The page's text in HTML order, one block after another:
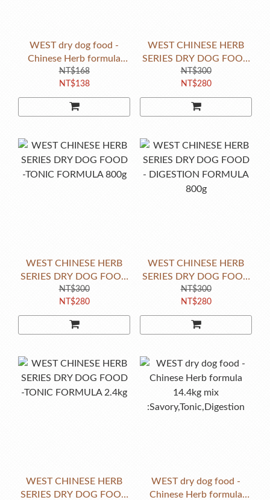
WEST dry dog food -
Chinese Herb formula
SAMPLE mix
:Savory,Tonic,Digestion
50g*6 inside
NT$168
NT$138
WEST CHINESE HERB
SERIES DRY DOG FOOD
-SAVORY FORMULA
800g
NT$300
NT$280
WEST CHINESE HERB
SERIES DRY DOG FOOD
-TONIC FORMULA 800g
NT$300
NT$280
WEST CHINESE HERB
SERIES DRY DOG FOOD
- DIGESTION FORMULA
800g
NT$300
NT$280
WEST CHINESE HERB
SERIES DRY DOG FOOD
WEST dry dog food -
Chinese Herb formula